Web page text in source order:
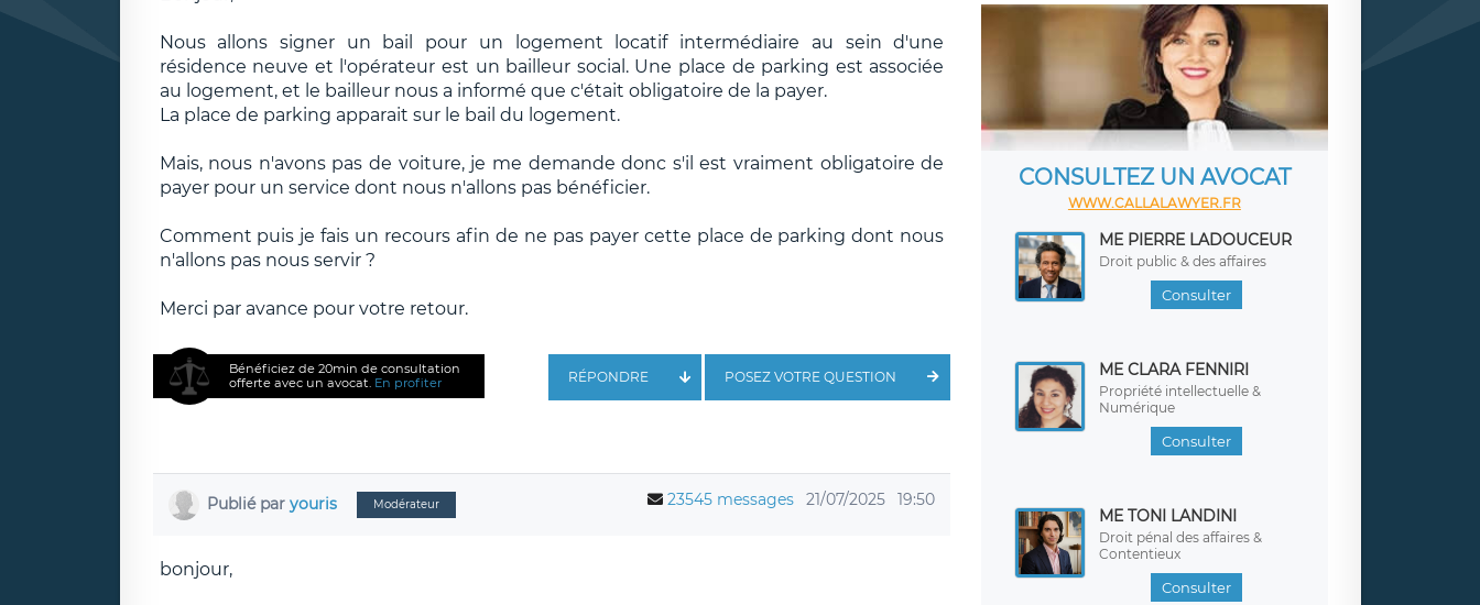
Nous allons signer un bail pour un logement locatif intermédiaire au sein d'une
résidence neuve et l'opérateur est un bailleur social. Une place de parking est associée
au logement, et le bailleur nous a informé que c'était obligatoire de la payer.
La place de parking apparait sur le bail du logement.
Mais, nous n'avons pas de voiture, je me demande donc s'il est vraiment obligatoire de
payer pour un service dont nous n'allons pas bénéficier.
Comment puis je fais un recours afin de ne pas payer cette place de parking dont nous
n'allons pas nous servir ?
Merci par avance pour votre retour.
Bénéficiez de 20min de consultation
offerte avec un avocat. En profiter POSEZ VOTRE QUESTION
RÉPONDRE
Publié par youris Modérateur 23545 messages 21/07/2025 19:50
bonjour,
CONSULTEZ UN AVOCAT
WWW.CALLALAWYER.FR
ME PIERRE LADOUCEUR
Droit public & des affaires
Consulter
ME CLARA FENNIRI
Propriété intellectuelle &
Numérique
Consulter
ME TONI LANDINI
Droit pénal des affaires &
Contentieux
Consulter